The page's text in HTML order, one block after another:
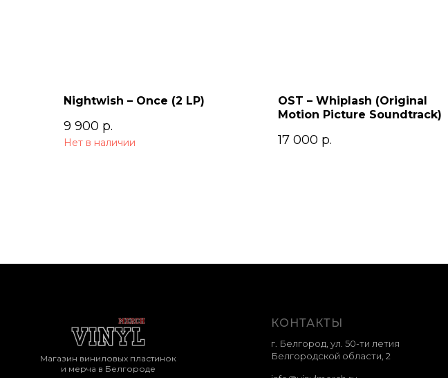
Nightwish – Once (2 LP)
9 900 р.
Нет в наличии
OST – Whiplash (Original
Motion Picture Soundtrack)
17 000 р.
КОНТАКТЫ
г. Белгород, ул. 50-ти летия
Белгородской области, 2
Магазин виниловых пластинок
и мерча в Белгороде